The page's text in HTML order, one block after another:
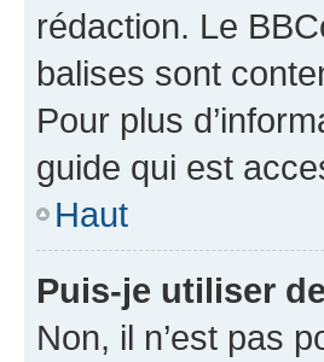
rédaction. Le
balises sont
Pour plus
guide qui est
Haut
Puis-je utiliser
Non, il n’est pas